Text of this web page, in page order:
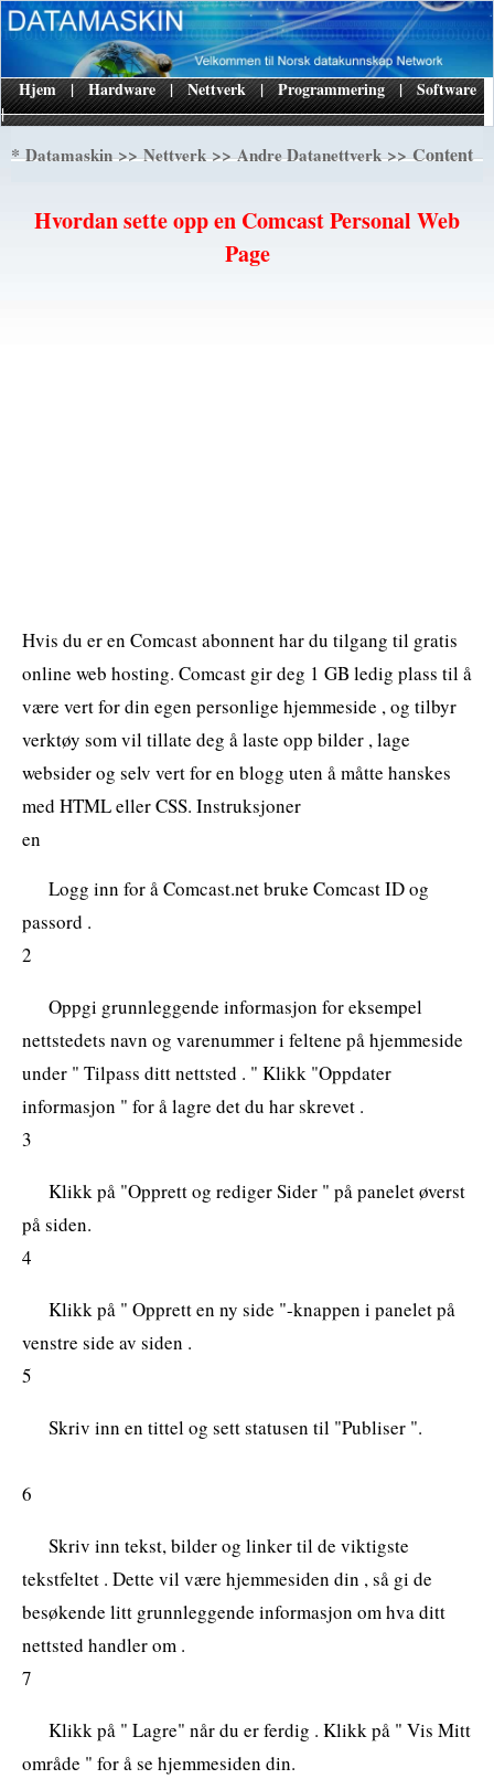
|
Hjem | Hardware | Nettverk | Programmering | Software
*Datamaskin>>Nettverk>>Andre Datanettverk>> Content
Hvordan sette opp en Comcast Personal Web
Page
Hvis du er en Comcast abonnent har du tilgang til gratis
online web hosting. Comcast gir deg 1 GB ledig plass til å
være vert for din egen personlige hjemmeside , og tilbyr
verktøy som vil tillate deg å laste opp bilder , lage
websider og selv vert for en blogg uten å måtte hanskes
med HTML eller CSS. Instruksjoner
en
Logg inn for å Comcast.net bruke Comcast ID og
passord .
2
Oppgi grunnleggende informasjon for eksempel
nettstedets navn og varenummer i feltene på hjemmeside
under " Tilpass ditt nettsted . " Klikk "Oppdater
informasjon " for å lagre det du har skrevet .
3
Klikk på "Opprett og rediger Sider " på panelet øverst
på siden.
4
Klikk på " Opprett en ny side "-knappen i panelet på
venstre side av siden .
5
Skriv inn en tittel og sett statusen til "Publiser ".
6
Skriv inn tekst, bilder og linker til de viktigste
tekstfeltet . Dette vil være hjemmesiden din , så gi de
besøkende litt grunnleggende informasjon om hva ditt
nettsted handler om .
7
Klikk på " Lagre" når du er ferdig . Klikk på " Vis Mitt
område " for å se hjemmesiden din.